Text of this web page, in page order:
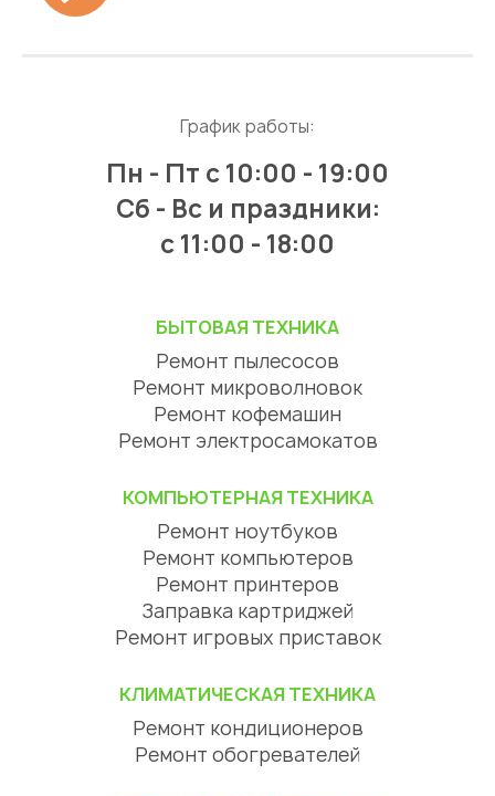
График работы:
Пн - Пт с 10:00 - 19:00
Сб - Вс и праздники:
c 11:00 - 18:00
БЫТОВАЯ ТЕХНИКА
Ремонт пылесосов
Ремонт микроволновок
Ремонт кофемашин
Ремонт электросамокатов
КОМПЬЮТЕРНАЯ ТЕХНИКА
Ремонт ноутбуков
Ремонт компьютеров
Ремонт принтеров
Заправка картриджей
Ремонт игровых приставок
КЛИМАТИЧЕСКАЯ ТЕХНИКА
Ремонт кондиционеров
Ремонт обогревателей